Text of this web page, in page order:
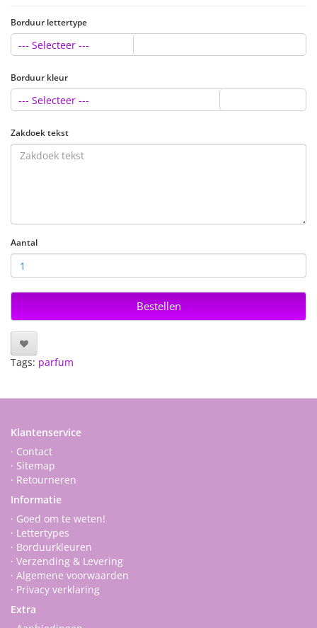
Borduur lettertype
--- Selecteer ---
Borduur kleur
--- Selecteer ---
Zakdoek tekst
Aantal
Bestellen
Tags: parfum
Klantenservice
· Contact
· Sitemap
· Retourneren
Informatie
· Goed om te weten!
· Lettertypes
· Borduurkleuren
· Verzending & Levering
· Algemene voorwaarden
· Privacy verklaring
Extra